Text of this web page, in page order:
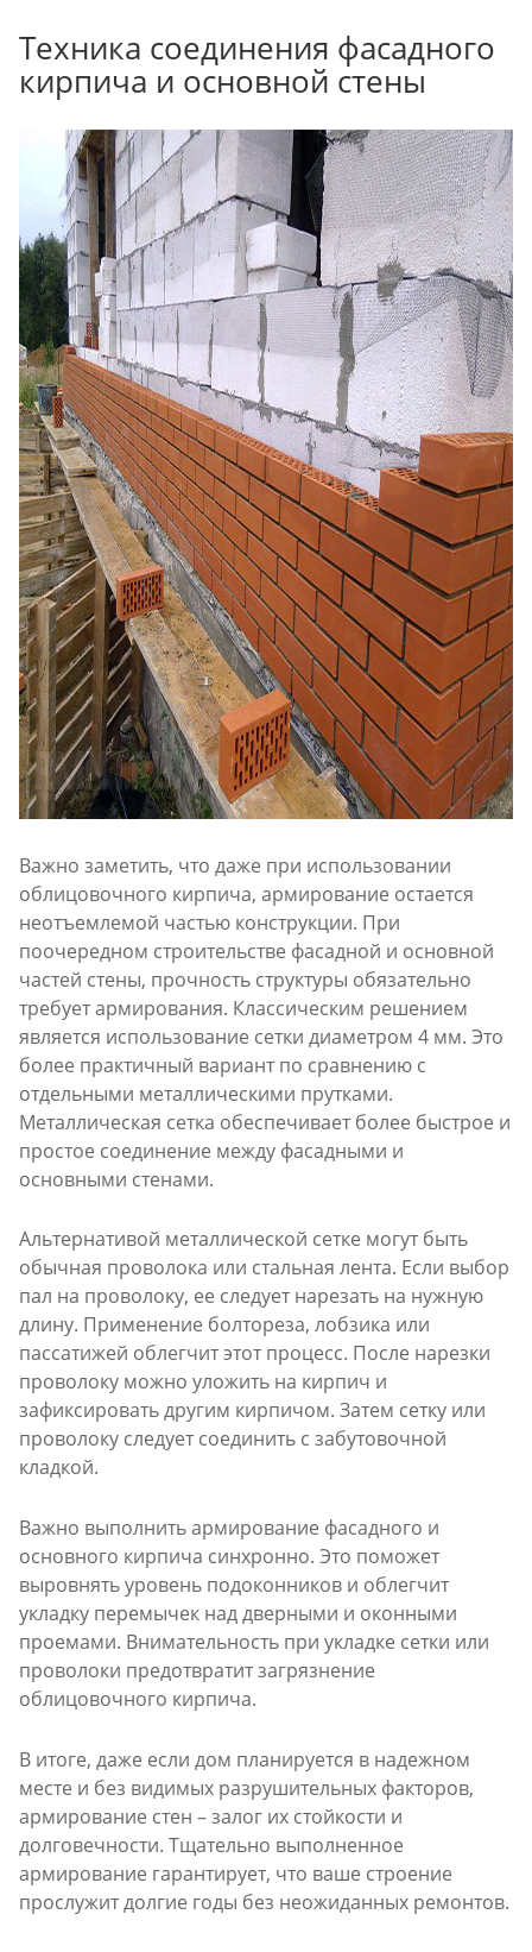
Техника соединения фасадного
кирпича и основной стены
Важно заметить, что даже при использовании
облицовочного кирпича, армирование остается
неотъемлемой частью конструкции. При
поочередном строительстве фасадной и основной
частей стены, прочность структуры обязательно
требует армирования. Классическим решением
является использование сетки диаметром 4 мм. Это
более практичный вариант по сравнению с
отдельными металлическими прутками.
Металлическая сетка обеспечивает более быстрое и
простое соединение между фасадными и
основными стенами.
Альтернативой металлической сетке могут быть
обычная проволока или стальная лента. Если выбор
пал на проволоку, ее следует нарезать на нужную
длину. Применение болтореза, лобзика или
пассатижей облегчит этот процесс. После нарезки
проволоку можно уложить на кирпич и
зафиксировать другим кирпичом. Затем сетку или
проволоку следует соединить с забутовочной
кладкой.
Важно выполнить армирование фасадного и
основного кирпича синхронно. Это поможет
выровнять уровень подоконников и облегчит
укладку перемычек над дверными и оконными
проемами. Внимательность при укладке сетки или
проволоки предотвратит загрязнение
облицовочного кирпича.
В итоге, даже если дом планируется в надежном
месте и без видимых разрушительных факторов,
армирование стен – залог их стойкости и
долговечности. Тщательно выполненное
армирование гарантирует, что ваше строение
прослужит долгие годы без неожиданных ремонтов.